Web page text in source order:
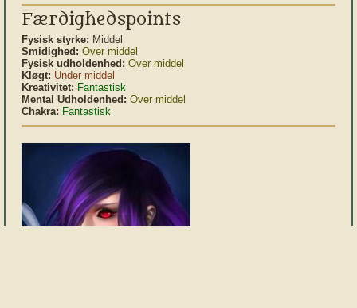
Færdighedspoints
Fysisk styrke: Middel
Smidighed: Over middel
Fysisk udholdenhed: Over middel
Kløgt: Under middel
Kreativitet: Fantastisk
Mental Udholdenhed: Over middel
Chakra: Fantastisk